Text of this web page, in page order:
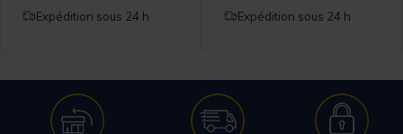
Expédition sous 24 h Expédition sous 24 h